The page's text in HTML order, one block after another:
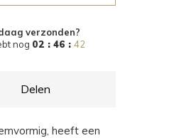
verzonden?
nog 02 : 46 : 40
Delen
heeft een